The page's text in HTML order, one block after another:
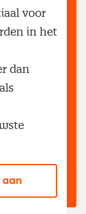
voor
in het
dan
aan